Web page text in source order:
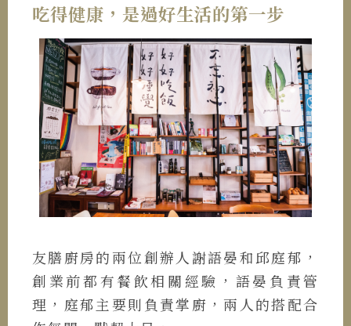
吃得健康，是過好生活的第一步
友膳廚房的兩位創辦人謝語晏和邱庭郁，
創業前都有餐飲相關經驗，語晏負責管
理，庭郁主要則負責掌廚，兩人的搭配合